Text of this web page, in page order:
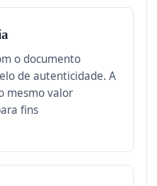
o documento
de autenticidade. A
mesmo valor
fins